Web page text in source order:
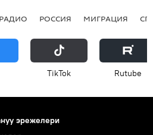
РАДИО РОССИЯ МИГРАЦИЯ
ТikТоk Rutube
эрежелери